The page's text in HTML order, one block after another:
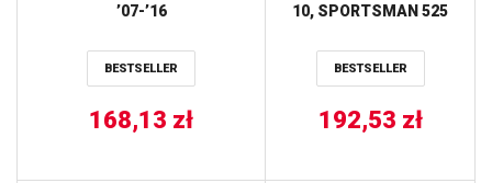
’07-’16
BESTSELLER
168,13 zł
10, SPORTSMAN 525
(4X8,5MM) WAVE NG
BESTSELLER
192,53 zł